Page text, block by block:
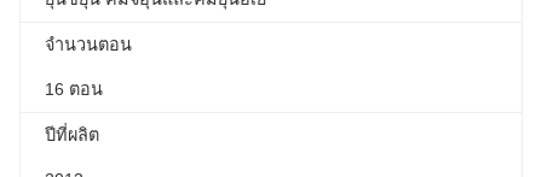
จำนวนตอน
16 ตอน
ปีที่ผลิต